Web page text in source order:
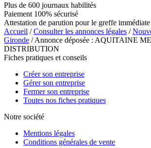
Plus de 600 journaux habilités
Paiement 100% sécurisé
Attestation de parution pour le greffe
Accueil /Consulter les annonces légales /
Gironde / Annonce déposée : AQUITAINE
DISTRIBUTION
Fiches pratiques et conseils
Créer son entreprise
Gérer son entreprise
Fermer son entreprise
Toutes nos fiches pratiques
Notre société
Mentions légales
Conditions générales de vente